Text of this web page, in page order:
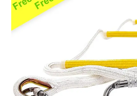
Blog
Contacta con nosotros
Política